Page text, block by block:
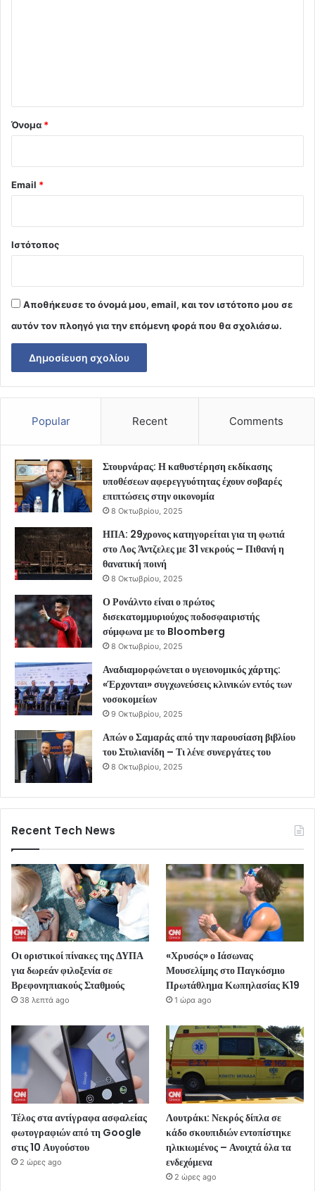
Όνομα *
Email *
Ιστότοπος
Αποθήκευσε το όνομά μου, email, και τον ιστότοπο μου σε
αυτόν τον πλοηγό για την επόμενη φορά που θα σχολιάσω.
Popular Recent Comments
Στουρνάρας: Η καθυστέρηση εκδίκασης
υποθέσεων αφερεγγυότητας έχουν σοβαρές
επιπτώσεις στην οικονομία
8 Οκτωβρίου, 2025
ΗΠΑ: 29χρονος κατηγορείται για τη φωτιά
στο Λος Άντζελες με 31 νεκρούς – Πιθανή η
θανατική ποινή
8 Οκτωβρίου, 2025
Ο Ρονάλντο είναι ο πρώτος
δισεκατομμυριούχος ποδοσφαιριστής
σύμφωνα με το Bloomberg
8 Οκτωβρίου, 2025
Αναδιαμορφώνεται ο υγειονομικός χάρτης:
«Έρχονται» συγχωνεύσεις κλινικών εντός των
νοσοκομείων
9 Οκτωβρίου, 2025
Απών ο Σαμαράς από την παρουσίαση βιβλίου
του Στυλιανίδη – Τι λένε συνεργάτες του
8 Οκτωβρίου, 2025
Recent Tech News
Οι οριστικοί πίνακες της ΔΥΠΑ
για δωρεάν φιλοξενία σε
Βρεφονηπιακούς Σταθμούς
38 λεπτά ago
«Χρυσός» ο Ιάσωνας
Μουσελίμης στο Παγκόσμιο
Πρωτάθλημα Κωπηλασίας Κ19
1 ώρα ago
Τέλος στα αντίγραφα ασφαλείας
φωτογραφιών από τη Google
στις 10 Αυγούστου
2 ώρες ago
Λουτράκι: Νεκρός δίπλα σε
κάδο σκουπιδιών εντοπίστηκε
ηλικιωμένος – Ανοιχτά όλα τα
ενδεχόμενα
2 ώρες ago